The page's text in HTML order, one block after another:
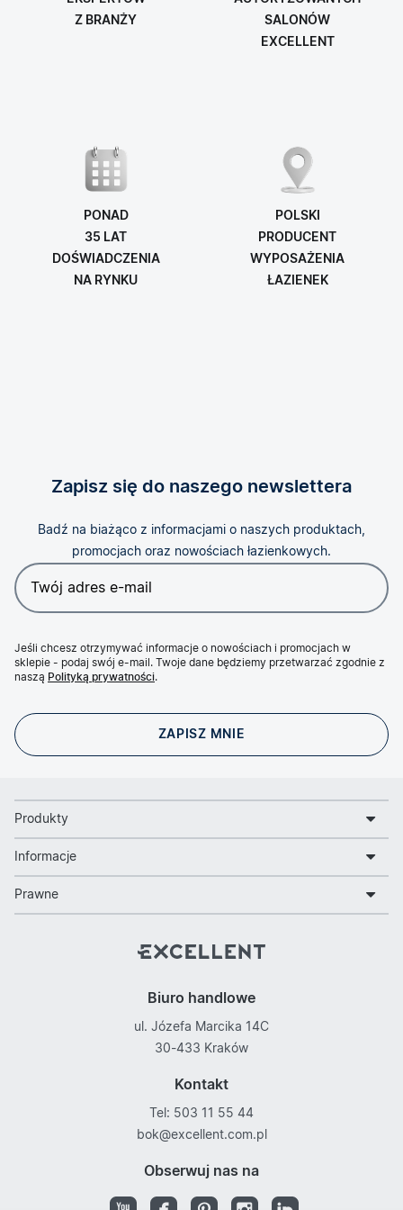
Z BRANŻY
SALONÓW
EXCELLENT
PONAD
35 LAT
DOŚWIADCZENIA
NA RYNKU
POLSKI
PRODUCENT
WYPOSAŻENIA
ŁAZIENEK
Zapisz się do naszego newslettera
Badź na biażąco z informacjami o naszych produktach,
promocjach oraz nowościach łazienkowych.
Jeśli chcesz otrzymywać informacje o nowościach i promocjach w
sklepie - podaj swój e-mail. Twoje dane będziemy przetwarzać zgodnie z
naszą Polityką prywatności.
Produkty
Informacje
Prawne
Biuro handlowe
ul. Józefa Marcika 14C
30-433 Kraków
Kontakt
Tel: 503 11 55 44
bok@excellent.com.pl
Obserwuj nas na